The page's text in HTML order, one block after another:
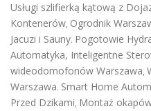
Usługi szlifierką kątową z
Kontenerów, Ogrodnik
Jacuzi i Sauny. Pogotowie
Automatyka, Inteligentne
wideodomofonów Warszawa,
Warszawa. Smart Home
Przed Dzikami, Montaż